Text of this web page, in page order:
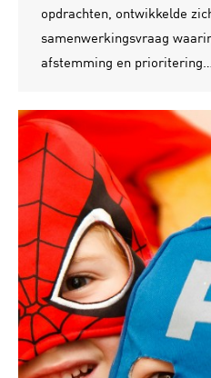
opdrachten, ontwikkelde
samenwerkingsvraag
afstemming en prioritering…